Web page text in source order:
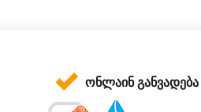
ონლაინ განვადება